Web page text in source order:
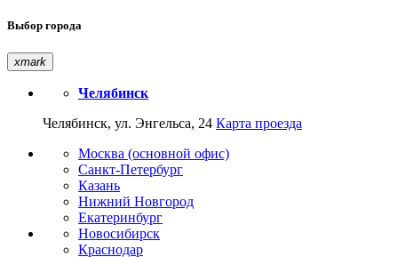
Выбор города
xmark
Челябинск
Челябинск, ул. Энгельса, 24 Карта проезда
Москва (основной офис)
Санкт-Петербург
Казань
Нижний Новгород
Екатеринбург
Новосибирск
Краснодар